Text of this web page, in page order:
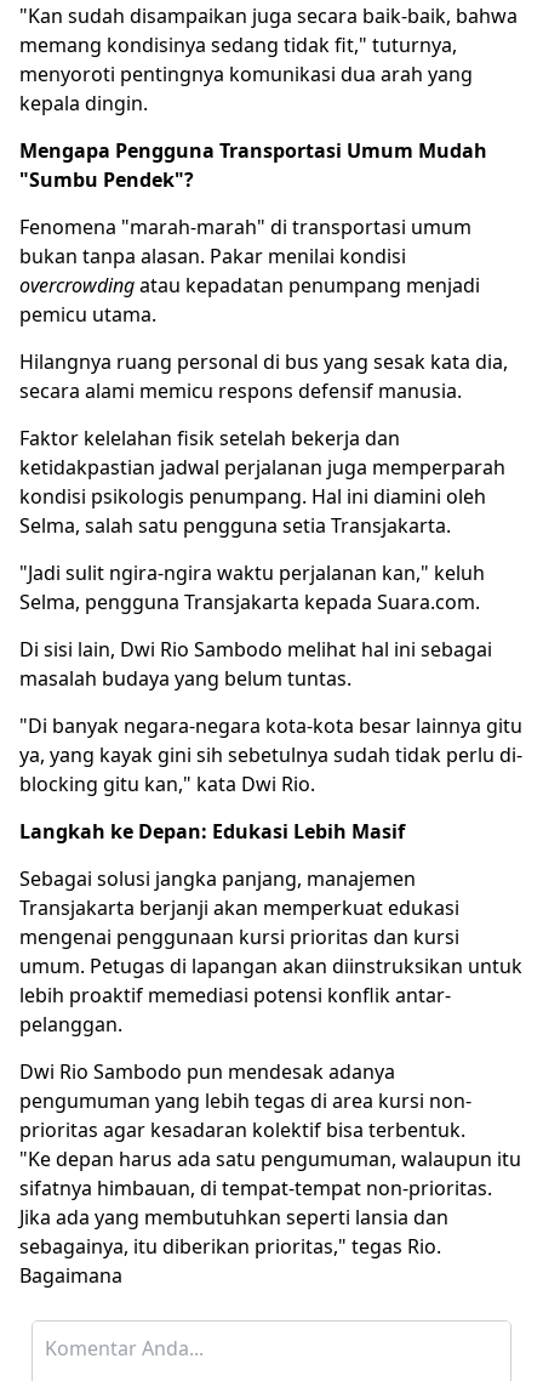
"Kan sudah disampaikan juga secara baik-baik, bahwa
memang kondisinya sedang tidak fit," tuturnya,
menyoroti pentingnya komunikasi dua arah yang
kepala dingin.
Mengapa Pengguna Transportasi Umum Mudah
"Sumbu Pendek"?
Fenomena "marah-marah" di transportasi umum
bukan tanpa alasan. Pakar menilai kondisi
overcrowdingatau kepadatan penumpang menjadi
pemicu utama.
Hilangnya ruang personal di bus yang sesak kata dia,
secara alami memicu respons defensif manusia.
Faktor kelelahan fisik setelah bekerja dan
ketidakpastian jadwal perjalanan juga memperparah
kondisi psikologis penumpang. Hal ini diamini oleh
Selma, salah satu pengguna setia Transjakarta.
"Jadi sulit ngira-ngira waktu perjalanan kan," keluh
Selma, pengguna Transjakarta kepada Suara.com.
Di sisi lain, Dwi Rio Sambodo melihat hal ini sebagai
masalah budaya yang belum tuntas.
"Di banyak negara-negara kota-kota besar lainnya gitu
ya, yang kayak gini sih sebetulnya sudah tidak perlu di-
blocking gitu kan," kata Dwi Rio.
Langkah ke Depan: Edukasi Lebih Masif
Sebagai solusi jangka panjang, manajemen
Transjakarta berjanji akan memperkuat edukasi
mengenai penggunaan kursi prioritas dan kursi
umum. Petugas di lapangan akan diinstruksikan untuk
lebih proaktif memediasi potensi konflik antar-
pelanggan.
Dwi Rio Sambodo pun mendesak adanya
pengumuman yang lebih tegas di area kursi non-
prioritas agar kesadaran kolektif bisa terbentuk.
"Ke depan harus ada satu pengumuman, walaupun itu
sifatnya himbauan, di tempat-tempat non-prioritas.
Jika ada yang membutuhkan seperti lansia dan
sebagainya, itu diberikan prioritas," tegas Rio.
Bagaimana